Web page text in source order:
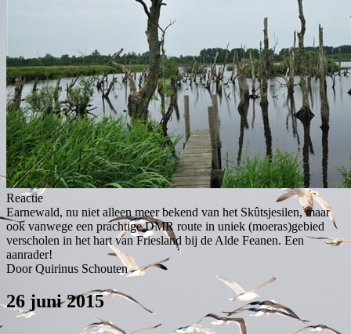
Reactie
Earnewald, nu niet alleen meer bekend van het Skûtsjesilen, maar
ook vanwege een prachtige DMR route in uniek (moeras)gebied
verscholen in het hart van Friesland bij de Alde Feanen. Een
aanrader!
Door Quirinus Schouten
26 juni 2015